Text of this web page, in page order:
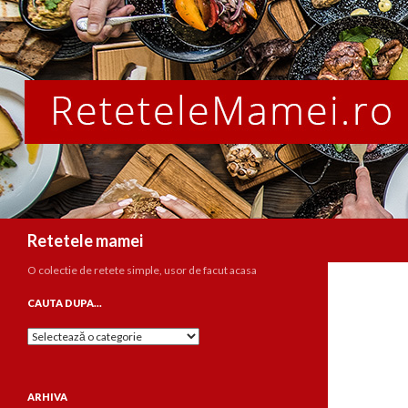
Retetele mamei
O colectie de retete simple, usor de facut acasa
CAUTA DUPA…
Cauta
ARHIVA